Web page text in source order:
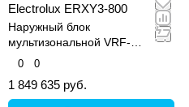
Electrolux ERXY3-800
Наружный блок
мультизональной VRF-
системы, серия ERXY3
0 0
1 849 635 руб.